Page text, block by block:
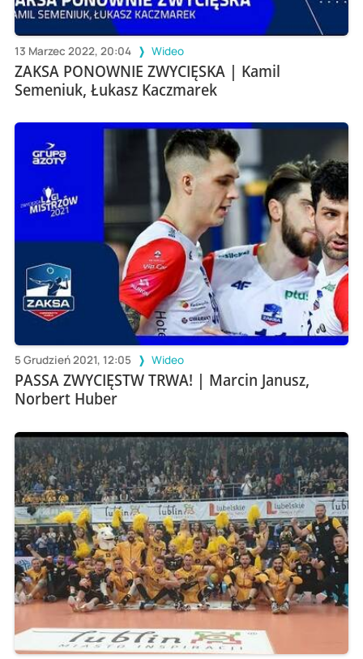
13 Marzec 2022, 20:04 Wideo
ZAKSA PONOWNIE ZWYCIĘSKA | Kamil
Semeniuk, Łukasz Kaczmarek
5 Grudzień 2021, 12:05 Wideo
PASSA ZWYCIĘSTW TRWA! | Marcin Janusz,
Norbert Huber